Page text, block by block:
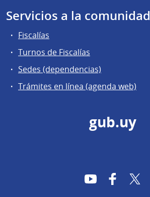
Servicios a la comunidad
Fiscalías
Turnos de Fiscalías
Sedes (dependencias)
Trámites en línea (agenda web)
gub.uy
YouTubeFacebook